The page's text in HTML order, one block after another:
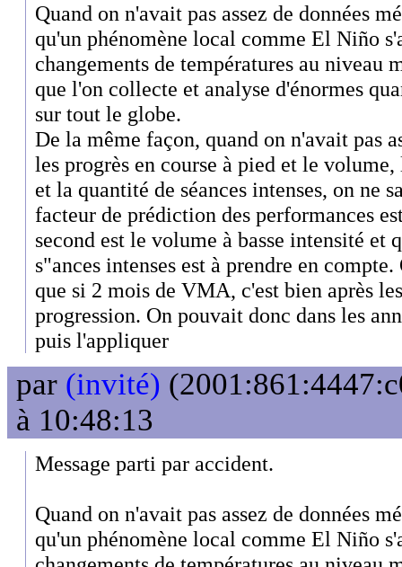
Quand on n'avait pas assez de données
qu'un phénomène local comme El Niño
changements de températures au niveau
que l'on collecte et analyse d'énormes
sur tout le globe.
De la même façon, quand on n'avait pas
les progrès en course à pied et le
et la quantité de séances intenses, on ne
facteur de prédiction des performances
second est le volume à basse intensité et
s"ances intenses est à prendre en
que si 2 mois de VMA, c'est bien après
progression. On pouvait donc dans les
puis l'appliquer
par (invité)
à 10:48:13
Message parti par accident.
Quand on n'avait pas assez de données
qu'un phénomène local comme El Niño